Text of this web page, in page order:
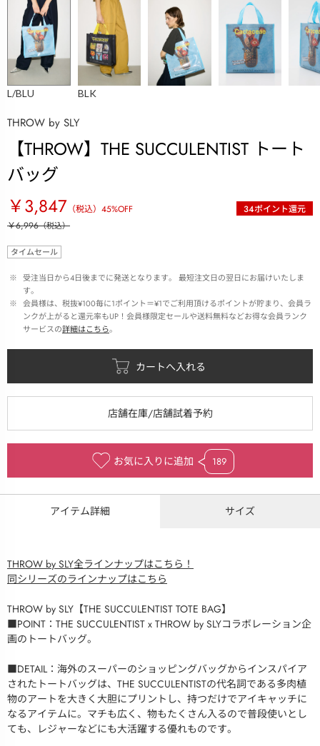
L/BLU BLK
THROW by SLY
【THROW】THE SUCCULENTIST トート
バッグ
￥3,847 （税込） 45%OFF 34ポイント還元
￥6,996（税込）
タイムセール
※ 受注当日から4日後までに発送となります。 最短注文日の翌日にお届けいたしま
す。
※ 会員様は、税抜¥100毎に1ポイント＝¥1でご利用頂けるポイントが貯まり、会員ラ
ンクが上がると還元率もUP！会員様限定セールや送料無料などお得な会員ランク
サービスの詳細はこちら。
お気に入りに追加 189
アイテム詳細 サイズ
THROW by SLY全ラインナップはこちら！
同シリーズのラインナップはこちら
THROW by SLY【THE SUCCULENTIST TOTE BAG】
■POINT：THE SUCCULENTIST x THROW by SLYコラボレーション企
画のトートバッグ。
■DETAIL：海外のスーパーのショッピングバッグからインスパイア
されたトートバッグは、THE SUCCULENTISTの代名詞である多肉植
物のアートを大きく大胆にプリントし、持つだけでアイキャッチに
なるアイテムに。マチも広く、物もたくさん入るので普段使いとし
ても、レジャーなどにも大活躍する優れものです。